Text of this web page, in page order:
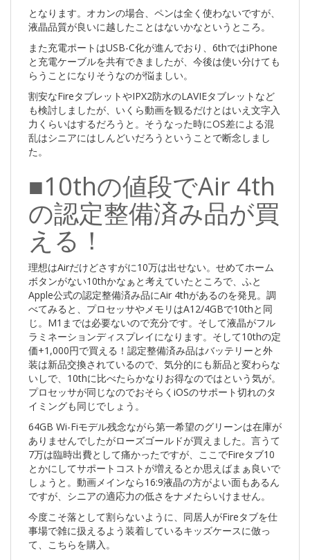
となります。オカンの場合、ペンは全く使わないですが、
液晶品質が良いに越したことはないかなというところ。
また充電ポートはUSB-C化が進んでおり、6thではiPhone
と充電ケーブルを共有できましたが、今後は使い分けても
らうことになりそうなのが悩ましい。
割安なFireタブレットやIPX2防水のLAVIEタブレットなど
も検討しましたが、いくら動画を観るだけとはいえ文字入
力くらいはするだろうと。そうなった時にOS差による混
乱はシニアにはしんどいだろうということで断念しまし
た。
■10thの値段でAir 4th
の認定整備済み品が買
える！
理想はAirだけどさすがに10万は出せない。せめてホーム
ボタンがない10thかなぁと考えていたところで、ふと
Apple公式の認定整備済み品にAir 4thがあるのを発見。調
べてみると、プロセッサやメモリはA12/4GBで10thと同
じ。M1までは必要ないので充分です。そして液晶がフル
ラミネーションディスプレイになります。そして10thの定
価+1,000円で買える！認定整備済み品はバッテリーと外
装は新品交換されているので、気分的にも新品と変わらな
いしで、10thに比べたらかなりお得なのではという気が。
プロセッサが同じなのでおそらくiOSのサポート切れのタ
イミングも同じでしょう。
64GB Wi-Fiモデル残念ながら第一希望のグリーンは在庫が
ありませんでしたがローズゴールドが買えました。言うて
7万は臨時出費として痛かったですが、ここでFireタブ10
とかにしてサポートコストが増えるとか思えばまぁ良いで
しょうと。動画メインなら16:9液晶の方がよい面もあるん
ですが、シニアの適応力の低さをナメたらいけません。
今度こそ落として割らないように、同居人がFireタブを仕
事場で雑に扱えるよう装着しているキッズケースに倣っ
て、こちらを購入。